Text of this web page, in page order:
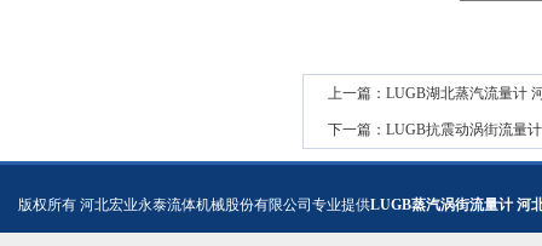
上一篇： LUGB湖北蒸汽流量计
下一篇： LUGB抗震动涡街流量
版权所有 河北宏业永泰流体机械股份有限公司专业提供LUGB蒸汽涡街流量计 河